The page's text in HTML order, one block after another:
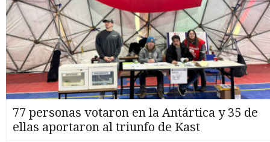
77 personas votaron en la Antártica y 35 de
ellas aportaron al triunfo de Kast